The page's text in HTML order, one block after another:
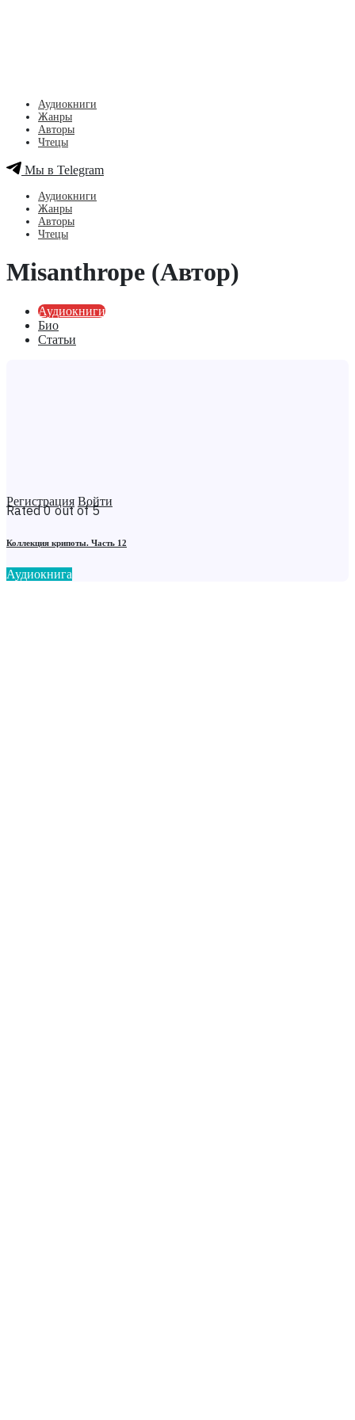
Регистрация Войти
Аудиокниги
Жанры
Авторы
Чтецы
Мы в Telegram
Аудиокниги
Жанры
Авторы
Чтецы
Misanthrope (Автор)
Аудиокниги
Био
Статьи
Rated 0 out of 5
Коллекция крипоты. Часть 12
Аудиокнига